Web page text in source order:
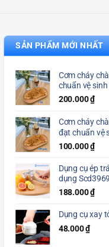
SẢN PHẨM MỚI NHẤT
Cơm cháy
chuẩn vệ
200.000₫
Cơm cháy
đạt chuẩn vệ
100.000₫
Dụng cụ ép
dụng Scd3969
188.000₫
Dụng cụ xay
48.000₫